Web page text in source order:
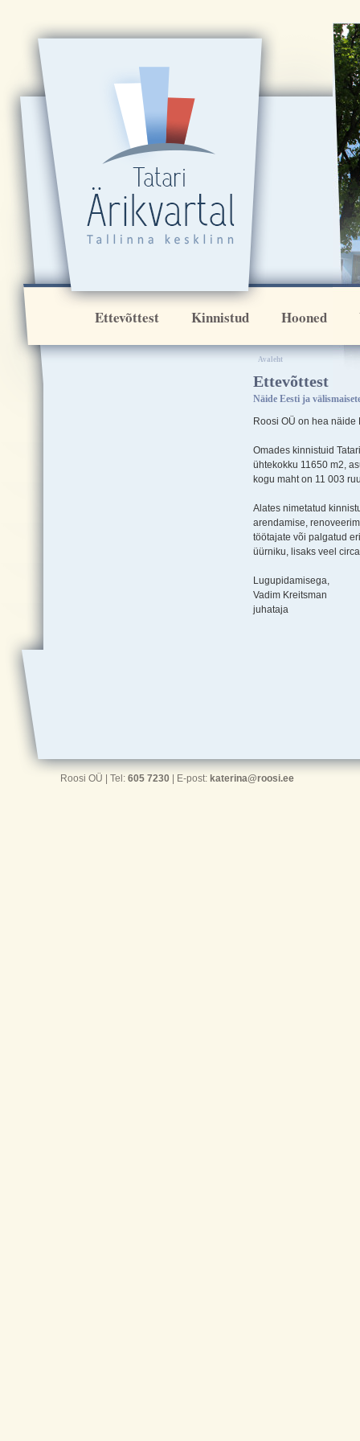
Ettevõttest
Näide Eesti ja
Roosi OÜ on hea
Omades kinnistuid
ühtekokku 11650 m2,
kogu maht on 11 003
Alates nimetatud
arendamise,
töötajate või palgatud
üürniku, lisaks veel
Lugupidamisega,
Vadim Kreitsman
juhataja
Ettevõttest Kinnistud Hooned
[VAR:ikoonirida]
Avaleht
Roosi OÜ | Tel: 605 7230 | E-post: katerina@roosi.ee